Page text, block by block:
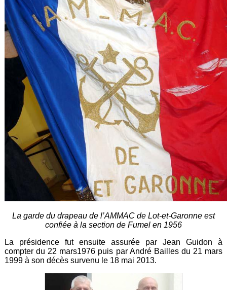
La garde du drapeau de l’AMMAC de Lot-et-Garonne est
confiée à la section de Fumel en 1956
La présidence fut ensuite assurée par Jean Guidon à
compter du 22 mars1976 puis par André Bailles du 21 mars
1999 à son décès survenu le 18 mai 2013.